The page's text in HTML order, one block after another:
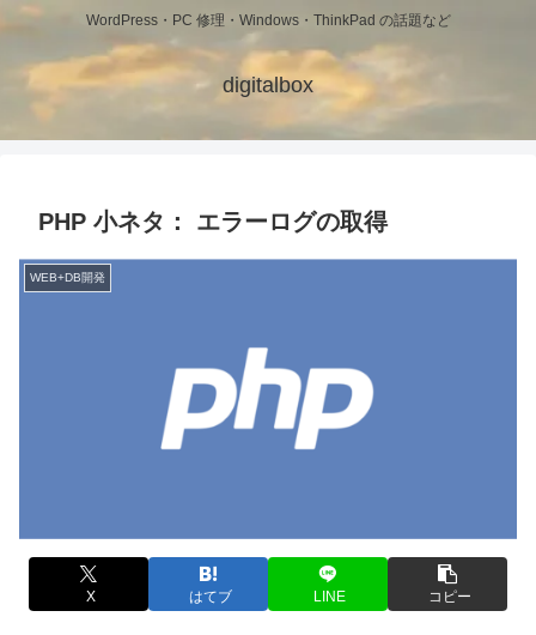
WordPress・PC 修理・Windows・ThinkPad の話題など
digitalbox
PHP 小ネタ： エラーログの取得
WEB+DB開発
X はてブ LINE コピー